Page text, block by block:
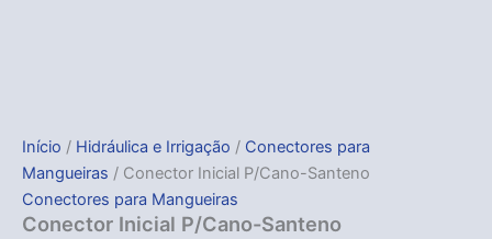
Início / Hidráulica e Irrigação / Conectores para
Mangueiras / Conector Inicial P/Cano-Santeno
Conectores para Mangueiras
Conector Inicial P/Cano-Santeno